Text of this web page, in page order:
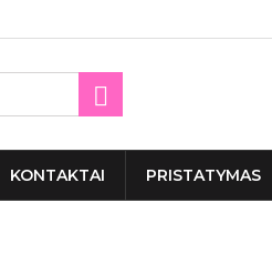

KONTAKTAI PRISTATYMAS